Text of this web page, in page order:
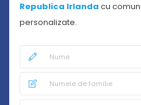
Republica Irlanda cu
personalizate.